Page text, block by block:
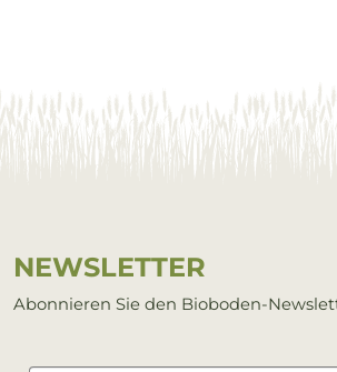
NEWS­LET­TER
Abonnieren Sie den Bioboden-